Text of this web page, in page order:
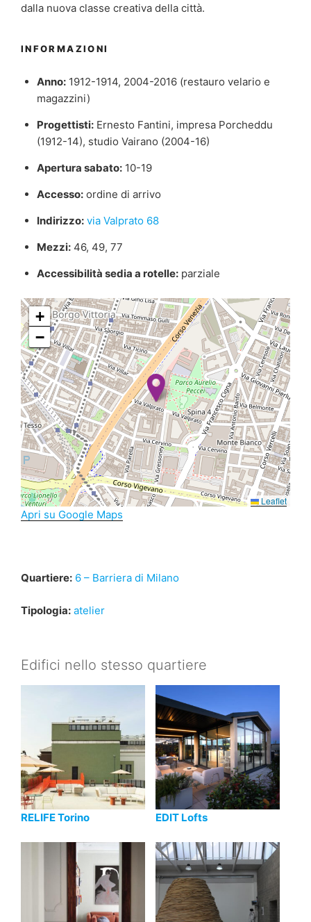
dalla nuova classe creativa della città.
INFORMAZIONI
Anno:1912-1914, 2004-2016 (restauro velario e
magazzini)
Progettisti:Ernesto Fantini, impresa Porcheddu
(1912-14), studio Vairano (2004-16)
Apertura sabato:10-19
Accesso:ordine di arrivo
Indirizzo: via Valprato 68
Mezzi:46, 49, 77
Accessibilità sedia a rotelle:parziale
+
−
Leaflet
Apri su Google Maps
Quartiere: 6 – Barriera di Milano
Tipologia: atelier
Edifici nello stesso quartiere
RELIFE Torino EDIT Lofts